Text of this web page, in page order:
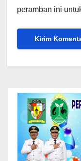
peramban ini